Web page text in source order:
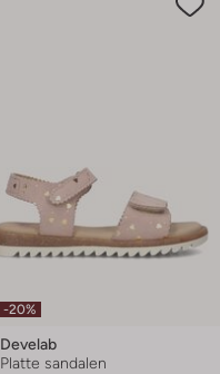
-20%
Develab
Platte sandalen